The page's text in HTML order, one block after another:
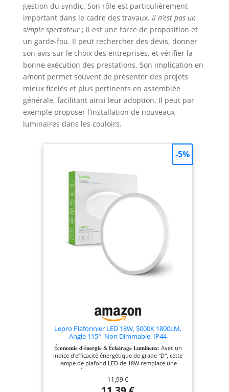
gestion du syndic. Son rôle est particulièrement
important dans le cadre des travaux. Il n’est pas un
simple spectateur; il est une force de proposition et
un garde-fou. Il peut rechercher des devis, donner
son avis sur le choix des entreprises, et vérifier la
bonne exécution des prestations. Son implication en
amont permet souvent de présenter des projets
mieux ficelés et plus pertinents en assemblée
générale, facilitant ainsi leur adoption. Il peut par
exemple proposer l’installation de nouveaux
luminaires dans les couloirs.
Lepro Plafonnier LED 18W, 5000K 1800LM,
Angle 115°, Non Dimmable, IP44
É𝐜𝐨𝐧𝐨𝐦𝐢𝐞 𝐝'é𝐧𝐞𝐫𝐠𝐢𝐞 & É𝐜𝐥𝐚𝐢𝐫𝐚𝐠𝐞 𝐋𝐮𝐦𝐢𝐧𝐞𝐮𝐱: Avec un
indice d'efficacité énergétique de grade "D", cette
lampe de plafond LED de 18W remplace une
ampoule à incandescence de 100W, permettant
ainsi une économie d'énergie efficace et une
réduction de la facture d'électricité. Sa luminosité
11,99 €
-5%